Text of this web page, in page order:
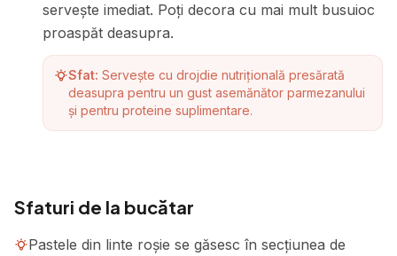
servește imediat. Poți decora cu mai mult busuioc
proaspăt deasupra.
Sfat: Servește cu drojdie nutrițională presărată
deasupra pentru un gust asemănător parmezanului
și pentru proteine suplimentare.
Sfaturi de la bucătar
Pastele din linte roșie se găsesc în secțiunea de